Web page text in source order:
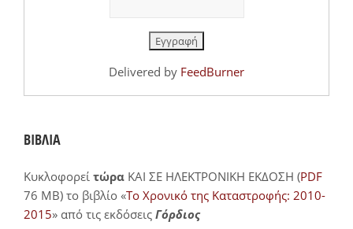
Delivered by FeedBurner
ΒΙΒΛΙΑ
Κυκλοφορεί τώρα ΚΑΙ ΣΕ ΗΛΕΚΤΡΟΝΙΚΗ ΕΚΔΟΣΗ (PDF
76 MB) το βιβλίο «Το Χρονικό της Καταστροφής: 2010-
2015» από τις εκδόσεις Γόρδιος